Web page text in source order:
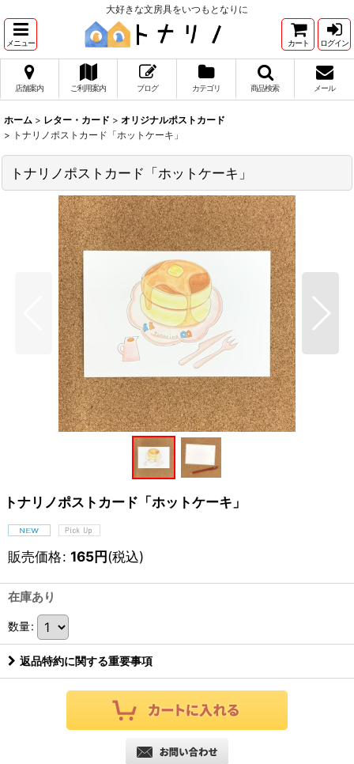
大好きな文房具をいつもとなりに
メニュー カート ログイン
店舗案内 ご利用案内 ブログ カテゴリ 商品検索 メール
ホーム > レター・カード > オリジナルポストカード
> トナリノポストカード「ホットケーキ」
トナリノポストカード「ホットケーキ」
トナリノポストカード「ホットケーキ」
販売価格: 165円(税込)
在庫あり
数量:
返品特約に関する重要事項